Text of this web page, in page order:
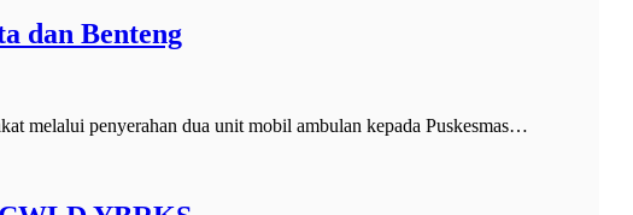
dan Benteng
melalui penyerahan dua unit mobil ambulan kepada Puskesmas…